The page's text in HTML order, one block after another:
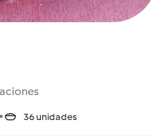
36 unidades